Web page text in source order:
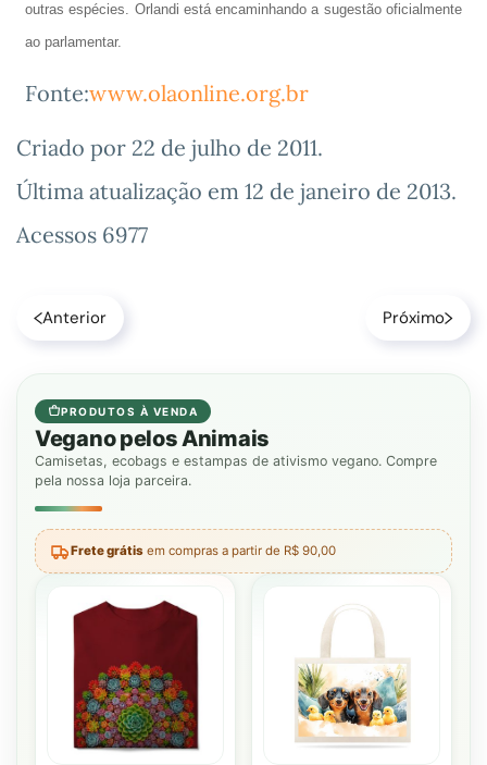
outras espécies. Orlandi está encaminhando a sugestão oficialmente
ao parlamentar.
Fonte:www.olaonline.org.br
Criado por 22 de julho de 2011.
Última atualização em 12 de janeiro de 2013.
Acessos 6977
Anterior Próximo
PRODUTOS À VENDA
Vegano pelos Animais
Camisetas, ecobags e estampas de ativismo vegano. Compre
pela nossa loja parceira.
Frete grátis em compras a partir de R$ 90,00